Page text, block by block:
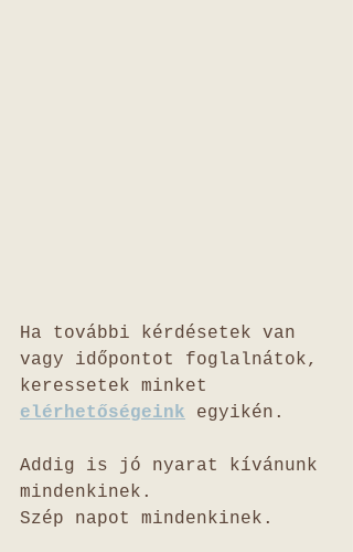
Ha további kérdésetek van
vagy időpontot foglalnátok,
keressetek minket
elérhetőségeink egyikén.
Addig is jó nyarat kívánunk
mindenkinek.
Szép napot mindenkinek.